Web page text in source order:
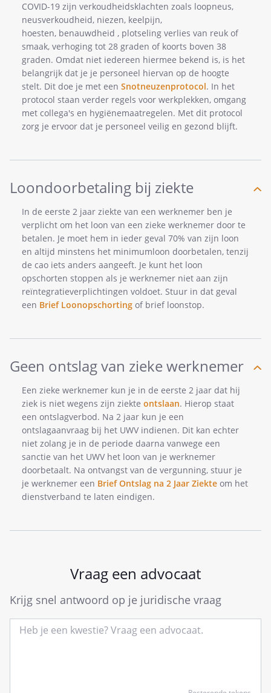
COVID-19 zijn verkoudheidsklachten zoals loopneus,
neusverkoudheid, niezen, keelpijn,
hoesten, benauwdheid , plotseling verlies van reuk of
smaak, verhoging tot 28 graden of koorts boven 38
graden. Omdat niet iedereen hiermee bekend is, is het
belangrijk dat je je personeel hiervan op de hoogte
stelt. Dit doe je met een Snotneuzenprotocol. In het
protocol staan verder regels voor werkplekken, omgang
met collega's en hygiënemaatregelen. Met dit protocol
zorg je ervoor dat je personeel veilig en gezond blijft.
Loondoorbetaling bij ziekte
In de eerste 2 jaar ziekte van een werknemer ben je
verplicht om het loon van een zieke werknemer door te
betalen. Je moet hem in ieder geval 70% van zijn loon
en altijd minstens het minimumloon doorbetalen, tenzij
de cao iets anders aangeeft. Je kunt het loon
opschorten stoppen als je werknemer niet aan zijn
reïntegratieverplichtingen voldoet. Stuur in dat geval
een Brief Loonopschorting of brief loonstop.
Geen ontslag van zieke werknemer
Een zieke werknemer kun je in de eerste 2 jaar dat hij
ziek is niet wegens zijn ziekte ontslaan. Hierop staat
een ontslagverbod. Na 2 jaar kun je een
ontslagaanvraag bij het UWV indienen. Dit kan echter
niet zolang je in de periode daarna vanwege een
sanctie van het UWV het loon van je werknemer
doorbetaalt. Na ontvangst van de vergunning, stuur je
je werknemer een Brief Ontslag na 2 Jaar Ziekte om het
dienstverband te laten eindigen.
Vraag een advocaat
Krijg snel antwoord op je juridische vraag